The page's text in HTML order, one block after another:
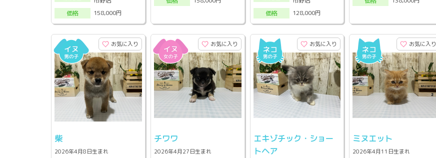
価格
158,000円
価格
128,000円
お気に入り
柴
2026年4月8日生まれ
お気に入り
チワワ
2026年4月27日生まれ
お気に入り
エキゾチック・ショー
トヘア
お気に入り
ミヌエット
2026年4月11日生まれ